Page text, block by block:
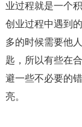
业过程就是一个
创业过程中遇到
多的时候需要他
匙，所以有些在
避一些不必要的
亮。